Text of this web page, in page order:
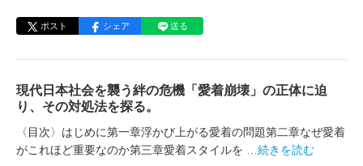
ポスト シェア 送る
現代日本社会を襲う絆の危機「愛着崩壊」の正体に迫
り、その対処法を探る。
〈目次〉はじめに第一章浮かび上がる愛着の問題第二章なぜ愛着
がこれほど重要なのか第三章愛着スタイルを
…続きを読む